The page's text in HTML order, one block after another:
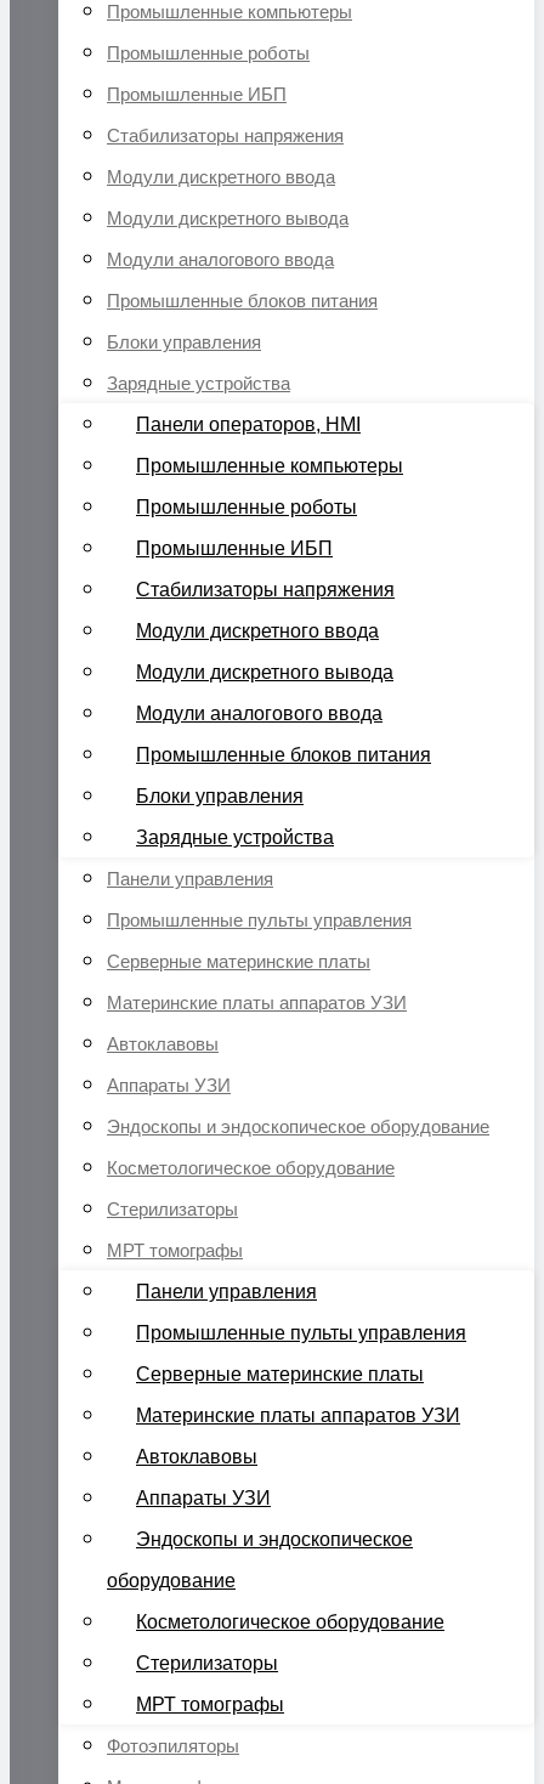
Промышленные компьютеры
Промышленные роботы
Промышленные ИБП
Стабилизаторы напряжения
Модули дискретного ввода
Модули дискретного вывода
Модули аналогового ввода
Промышленные блоков питания
Блоки управления
Зарядные устройства
Панели операторов, HMI
Промышленные компьютеры
Промышленные роботы
Промышленные ИБП
Стабилизаторы напряжения
Модули дискретного ввода
Модули дискретного вывода
Модули аналогового ввода
Промышленные блоков питания
Блоки управления
Зарядные устройства
Панели управления
Промышленные пульты управления
Серверные материнские платы
Материнские платы аппаратов УЗИ
Автоклавовы
Аппараты УЗИ
Эндоскопы и эндоскопическое оборудование
Косметологическое оборудование
Стерилизаторы
МРТ томографы
Панели управления
Промышленные пульты управления
Серверные материнские платы
Материнские платы аппаратов УЗИ
Автоклавовы
Аппараты УЗИ
Эндоскопы и эндоскопическое
оборудование
Косметологическое оборудование
Стерилизаторы
МРТ томографы
Фотоэпиляторы